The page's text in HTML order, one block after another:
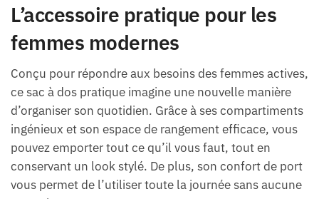
L’accessoire pratique pour les
femmes modernes
Conçu pour répondre aux besoins des femmes actives,
ce sac à dos pratique imagine une nouvelle manière
d’organiser son quotidien. Grâce à ses compartiments
ingénieux et son espace de rangement efficace, vous
pouvez emporter tout ce qu’il vous faut, tout en
conservant un look stylé. De plus, son confort de port
vous permet de l’utiliser toute la journée sans aucune